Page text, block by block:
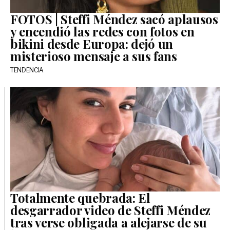
FOTOS | Steffi Méndez sacó aplausos
y encendió las redes con fotos en
bikini desde Europa: dejó un
misterioso mensaje a sus fans
TENDENCIA
Totalmente quebrada: El
desgarrador video de Steffi Méndez
tras verse obligada a alejarse de su